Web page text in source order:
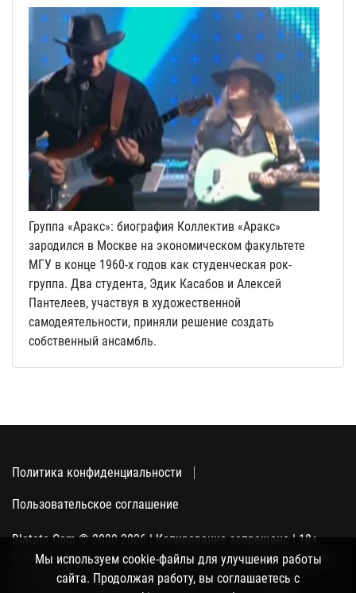
Группа «Аракс»: биография Коллектив «Аракс»
зародился в Москве на экономическом факультете
МГУ в конце 1960-х годов как студенческая рок-
группа. Два студента, Эдик Касабов и Алексей
Пантелеев, участвуя в художественной
самодеятельности, приняли решение создать
собственный ансамбль.
Политика конфиденциальности
Пользовательское соглашение
Blatata.Com © 2000-2026 | Копирование запрещено | 18+
Использование сайта подразумевает ваше полное согласие
с политикой конфиденциальности, пользовательским
Мы используем cookie-файлы для улучшения работы
сайта. Продолжая работу, вы соглашаетесь с